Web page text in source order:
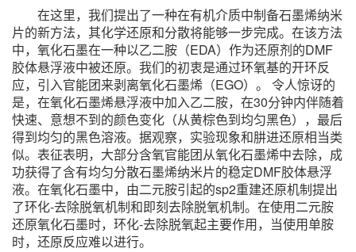
在这里，我们提出了一种在有机介质中制备石墨烯纳米
片的新方法，其化学还原和分散将能够一步完成。在该方法
中，氧化石墨在一种以乙二胺（EDA）作为还原剂的DMF
胶体悬浮液中被还原。我们的初衷是通过环氧基的开环反
应，引入官能团来剥离氧化石墨烯（EGO）。 令人惊讶的
是，在氧化石墨烯悬浮液中加入乙二胺，在30分钟内伴随着
快速、意想不到的颜色变化（从黄棕色到均匀黑色），最后
得到均匀的黑色溶液。据观察，实验现象和肼进还原相当类
似。表征表明，大部分含氧官能团从氧化石墨烯中去除，成
功获得了含有均匀分散石墨烯纳米片的稳定DMF胶体悬浮
液。在氧化石墨中，由二元胺引起的sp2重建还原机制提出
了环化-去除脱氧机制和即刻去除脱氧机制。在使用二元胺
还原氧化石墨时，环化-去除脱氧起主要作用，当使用单胺
时，还原反应难以进行。